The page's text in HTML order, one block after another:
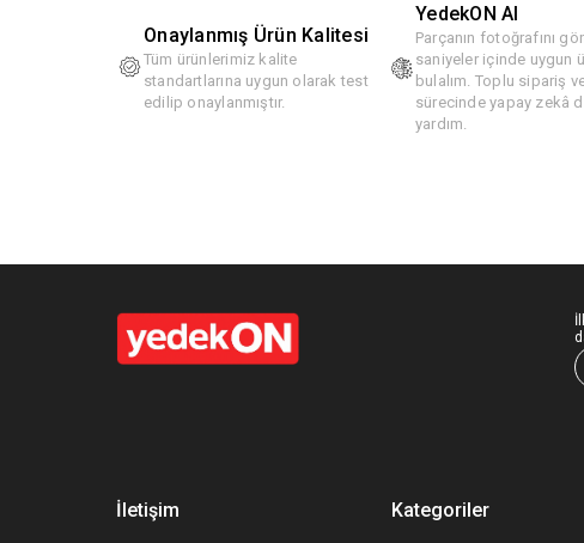
Onaylanmış Ürün Kalitesi
Tüm ürünlerimiz kalite
standartlarına uygun olarak test
edilip onaylanmıştır.
YedekON AI
Parçanın fotoğrafını
saniyeler içinde uygun
bulalım. Toplu sipariş
sürecinde yapay zekâ
yardım.
İletişim Kategoriler